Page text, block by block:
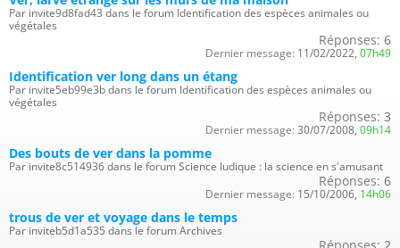
Par invite9d8fad43 dans le forum Identification des espèces animales ou
végétales
Réponses: 6
Dernier message: 11/02/2022, 07h49
Identification ver long dans un étang
Par invite5eb99e3b dans le forum Identification des espèces animales ou
végétales
Réponses: 3
Dernier message: 30/07/2008, 09h14
Des bouts de ver dans la pomme
Par invite8c514936 dans le forum Science ludique : la science en s'amusant
Réponses: 6
Dernier message: 15/10/2006, 14h06
trous de ver et voyage dans le temps
Par inviteb5d1a535 dans le forum Archives